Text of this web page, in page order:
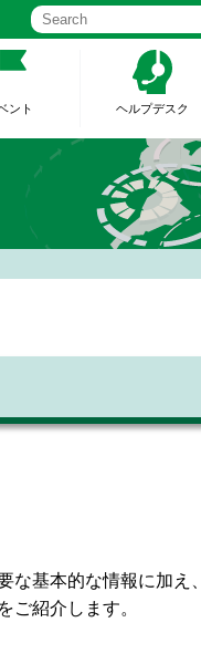
ント ヘルプデスク
基本的な情報に加え、
ご紹介します。